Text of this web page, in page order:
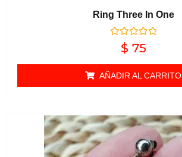
Ring Three In One
Valorado en
$ 75
AÑADIR AL CARRITO